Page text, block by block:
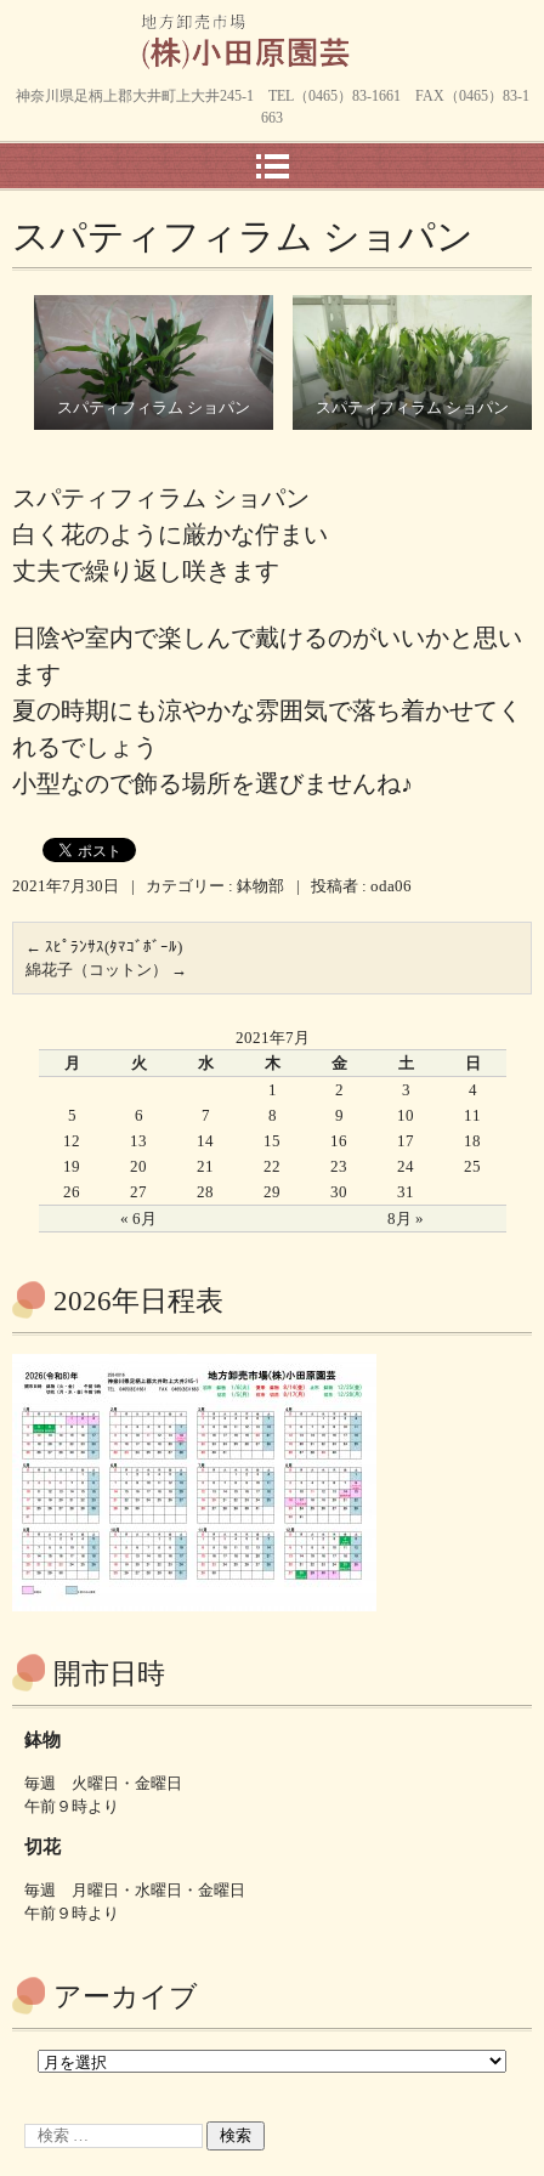
神奈川県足柄上郡大井町上大井245-1 TEL（0465）83-1661 FAX（0465）83-1
663
スパティフィラム ショパン
スパティフィラム ショパン スパティフィラム ショパン
スパティフィラム ショパン
白く花のように厳かな佇まい
丈夫で繰り返し咲きます
日陰や室内で楽しんで戴けるのがいいかと思い
ます
夏の時期にも涼やかな雰囲気で落ち着かせてく
れるでしょう
小型なので飾る場所を選びませんね♪
2021年7月30日 | カテゴリー : 鉢物部 | 投稿者 : oda06
← ｽﾋﾟﾗﾝｻｽ(ﾀﾏｺﾞﾎﾞｰﾙ)
綿花子（コットン）
→
2021年7月
月
火 水 木 金 土 日
« 6月 8月 »
1 2 3
4
5
6 7 8 9 10
11
12
13 14 15 16 17
18
19
20 21 22 23 24
25
26
27 28 29 30 31
2026年日程表
開市日時
鉢物
毎週 火曜日・金曜日
午前９時より
切花
毎週 月曜日・水曜日・金曜日
午前９時より
アーカイブ